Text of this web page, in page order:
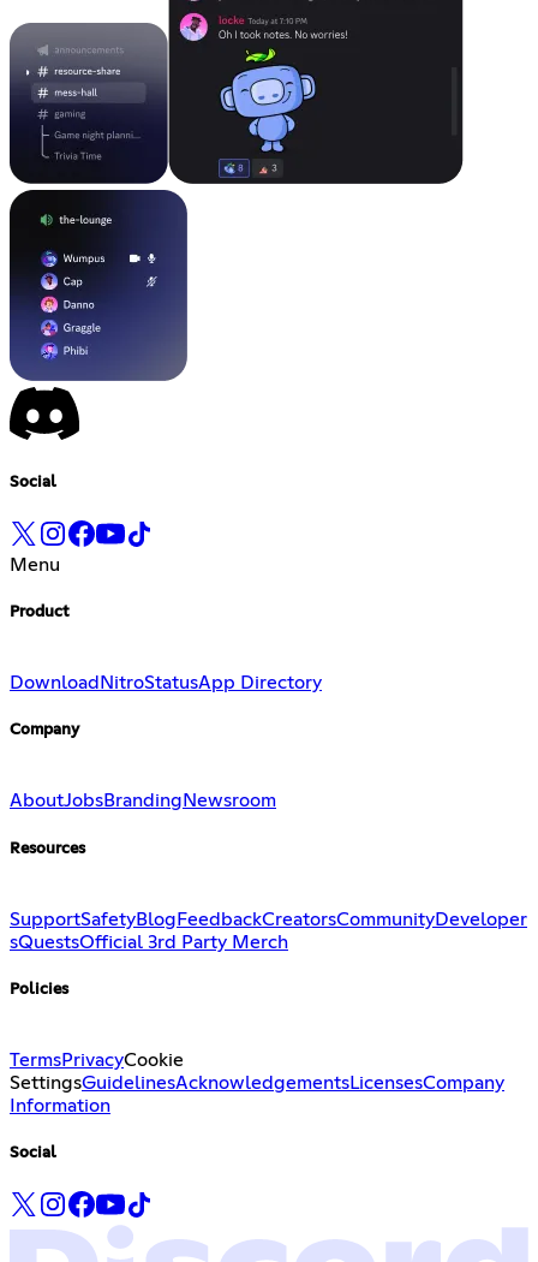
Social
Menu
Product
Download NitroStatusApp Directory
Company
AboutJobsBranding Newsroom
Resources
SupportSafetyBlog FeedbackCreatorsCommunityDeveloper
sQuestsOfficial 3rd Party Merch
Policies
TermsPrivacyCookie
SettingsGuidelinesAcknowledgementsLicensesCompany
Information
Social